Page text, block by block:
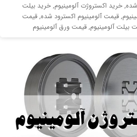
,خرید اکستروژت آلومینیوم,خرید بیلت
,قیمت آلومینیوم اکسترود شده,قیمت
بیلت آلومینیوم,قیمت ورق آلومینیوم